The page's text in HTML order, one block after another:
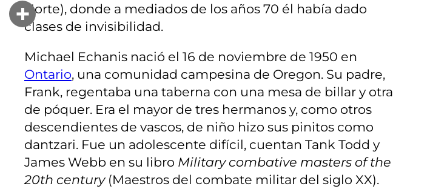
Norte), donde a mediados de los años 70 él había dado
clases de invisibilidad.
Michael Echanis nació el 16 de noviembre de 1950 en
Ontario, una comunidad campesina de Oregon. Su padre,
Frank, regentaba una taberna con una mesa de billar y otra
de póquer. Era el mayor de tres hermanos y, como otros
descendientes de vascos, de niño hizo sus pinitos como
dantzari. Fue un adolescente difícil, cuentan Tank Todd y
James Webb en su libro Military combative masters of the
20th century(Maestros del combate militar del siglo XX).